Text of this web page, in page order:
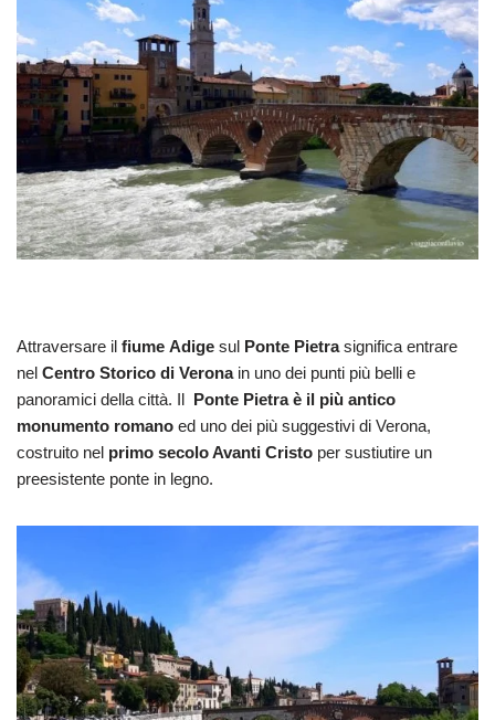
Attraversare il fiume Adige sul Ponte Pietrasignifica entrare
nel Centro Storico di Veronain uno dei punti più belli e
panoramici della città. Il Ponte Pietra è il più antico
monumento romano ed uno dei più suggestivi di Verona,
costruito nel primo secolo Avanti Cristo per sustiutire un
preesistente ponte in legno.